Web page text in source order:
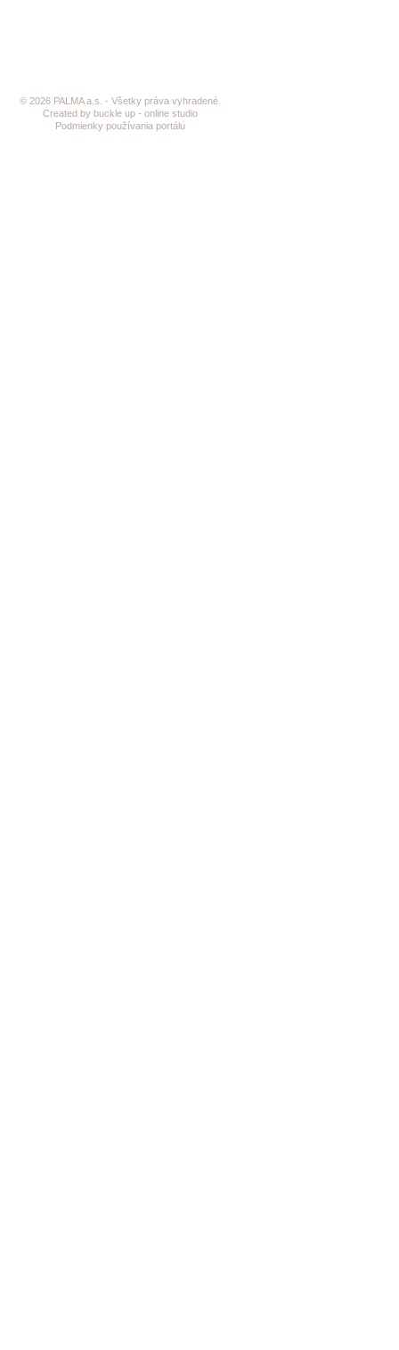
© 2026 PALMA a.s. - Všetky práva vyhradené.
Created by buckle up - online studio
Podmienky používania portálu